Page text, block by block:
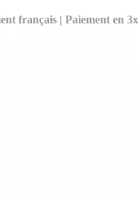
français | Paiement en 3x